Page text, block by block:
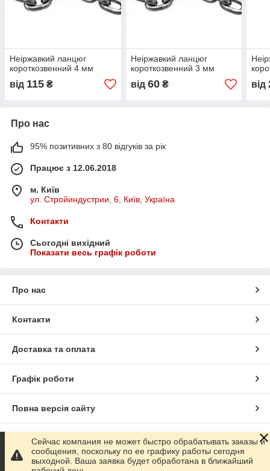
Неіржавкий ланцюг
короткозвенний 4 мм
від 115 ₴
Неіржавкий ланцюг
короткозвенний 3 мм
від 60₴ від
Про нас
95% позитивних з 80 відгуків за рік
Працює з 12.06.2018
м. Київ
ул. Стройиндустрии, 6, Київ, Україна
Контакти
Сьогодні вихідний
Показати весь графік роботи
Про нас
Контакти
Доставка та оплата
Графік роботи
Повна версія сайту
Сайт створено на маркетплейсі Prom.ua
Політика конфіденційності
Сейчас компания не может быстро обрабатывать заказы и
сообщения, поскольку по ее графику работы сегодня
выходной. Ваша заявка будет обработана в ближайший